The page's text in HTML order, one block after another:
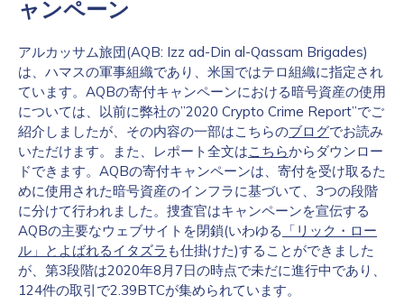
ャンペーン
アルカッサム旅団(AQB: Izz ad-Din al-Qassam Brigades)
は、ハマスの軍事組織であり、米国ではテロ組織に指定され
ています。AQBの寄付キャンペーンにおける暗号資産の使用
については、以前に弊社の”2020 Crypto Crime Report”でご
紹介しましたが、その内容の一部はこちらのブログでお読み
いただけます。また、レポート全文はこちらからダウンロー
ドできます。AQBの寄付キャンペーンは、寄付を受け取るた
めに使用された暗号資産のインフラに基づいて、3つの段階
に分けて行われました。捜査官はキャンペーンを宣伝する
AQBの主要なウェブサイトを閉鎖(いわゆる 「リック・ロー
ル」とよばれるイタズラ も仕掛けた)することができました
が、第3段階は2020年8月7日の時点で未だに進行中であり、
124件の取引で2.39BTCが集められています。